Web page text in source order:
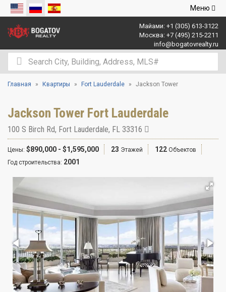
Открыть
Меню
Майами: +1 (305) 613-3122
Москва: +7 (495) 215-2211
info@bogatovrealty.ru
Главная Квартиры Fort Lauderdale Jackson Tower
Jackson Tower Fort Lauderdale
100 S Birch Rd, Fort Lauderdale, FL 33316
Цены: $890,000 - $1,595,000 23 Этажей 122 Объектов
Год строительства: 2001